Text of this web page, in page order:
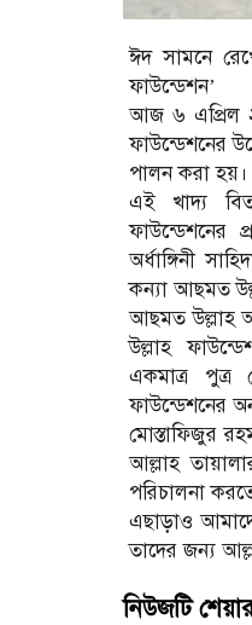
ঈদসামনে
ফাউন্ডেশন’
আজ ৬ এপ্রিল
ফাউন্ডেশনের
পালন করা হয়।
এই খাদ্য
ফাউন্ডেশনের
অর্ধাঙ্গিনী
কন্যা আছমত
আছমত উল্লাহ
উল্লাহ
একমাত্র পুত্র
ফাউন্ডেশনের
মোস্তাফিজুর
আল্লাহ
পরিচালনা
এছাড়াও
তাদের জন্য
নিউজটি